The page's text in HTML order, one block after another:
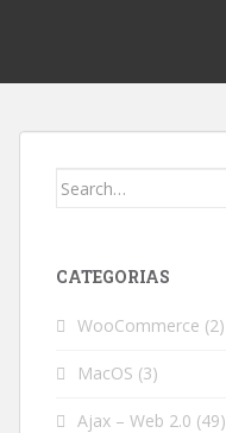
Search
CATEGORIAS
WooCommerce (2)
MacOS (3)
Ajax – Web 2.0 (49)